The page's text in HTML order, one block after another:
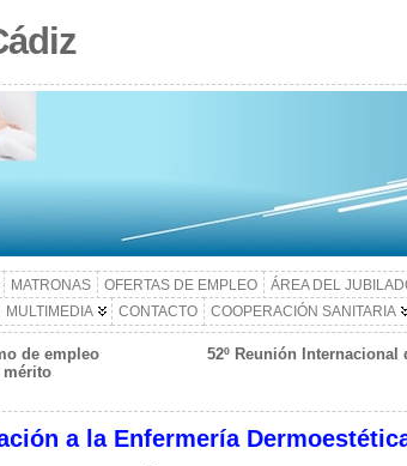
MATRONAS OFERTAS DE EMPLEO ÁREA DEL
MULTIMEDIA CONTACTO COOPERACIÓN SANITARIA
de empleo
mérito
52º Reunión
a la Enfermería